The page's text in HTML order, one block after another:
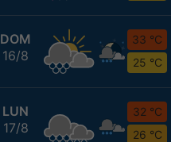
DOM
16/8
33 °C
25 °C
LUN
17/8
32 °C
26 °C